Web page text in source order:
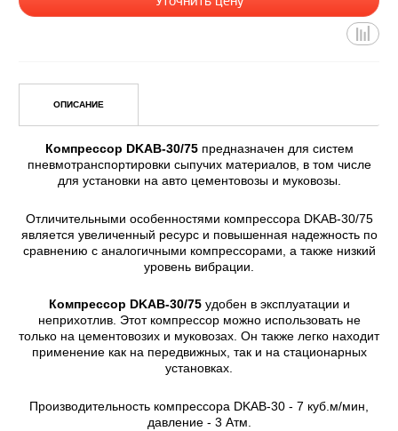
Уточнить цену
ОПИСАНИЕ
Компрессор DKAB-30/75
для установки на авто цементовозы и